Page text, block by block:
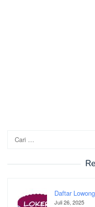
Cari
untuk:
Daftar
Juli 26, 2025